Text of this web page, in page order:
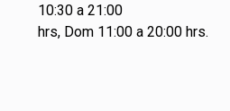
10:30 a 21:00
hrs, Dom 11:00 a 20:00 hrs.